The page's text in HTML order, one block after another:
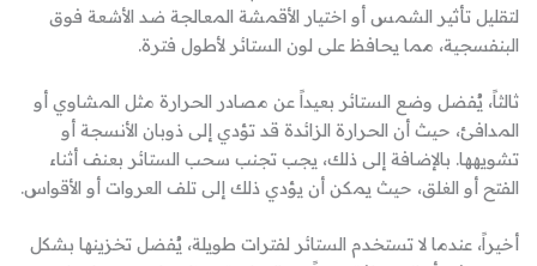
لتقليل تأثير الشمس أو اختيار الأقمشة المعالجة ضد الأشعة فوق
البنفسجية، مما يحافظ على لون الستائر لأطول فترة.
ثالثاً، يُفضل وضع الستائر بعيداً عن مصادر الحرارة مثل المشاوي أو
المدافئ، حيث أن الحرارة الزائدة قد تؤدي إلى ذوبان الأنسجة أو
تشويهها. بالإضافة إلى ذلك، يجب تجنب سحب الستائر بعنف أثناء
الفتح أو الغلق، حيث يمكن أن يؤدي ذلك إلى تلف العروات أو الأقواس.
أخيراً، عندما لا تستخدم الستائر لفترات طويلة، يُفضل تخزينها بشكل